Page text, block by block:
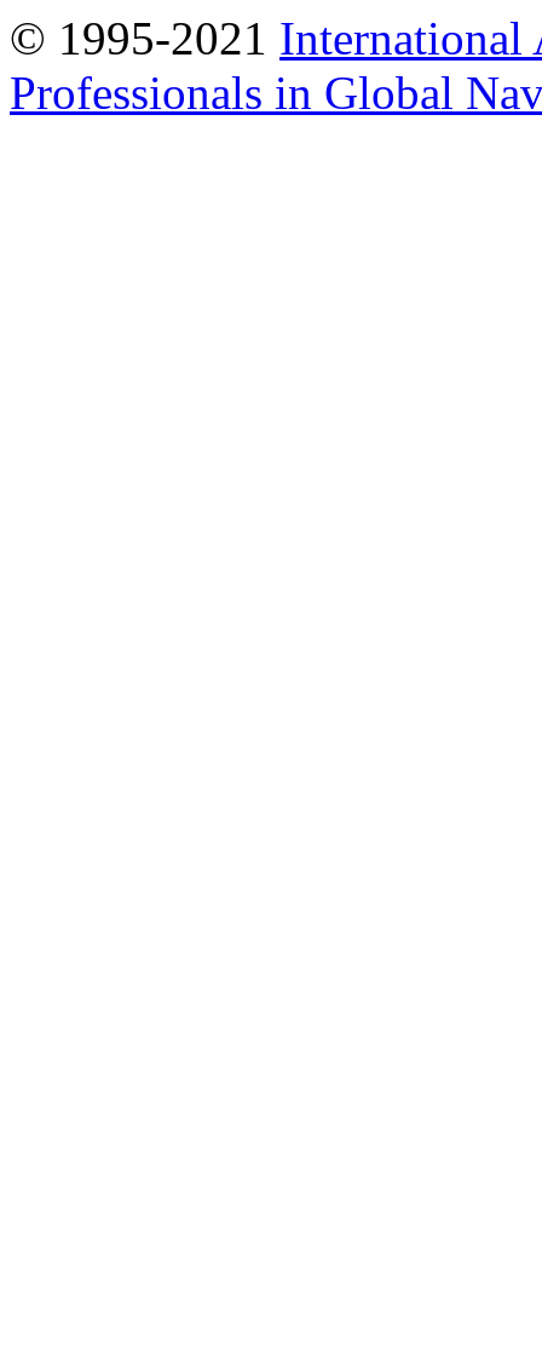
© 1995-2021 International
Professionals in Global